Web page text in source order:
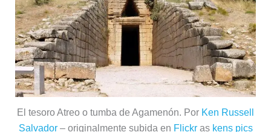
El tesoro Atreo o tumba de Agamenón. Por Ken Russell
Salvador– originalmente subida en Flickras kens pics